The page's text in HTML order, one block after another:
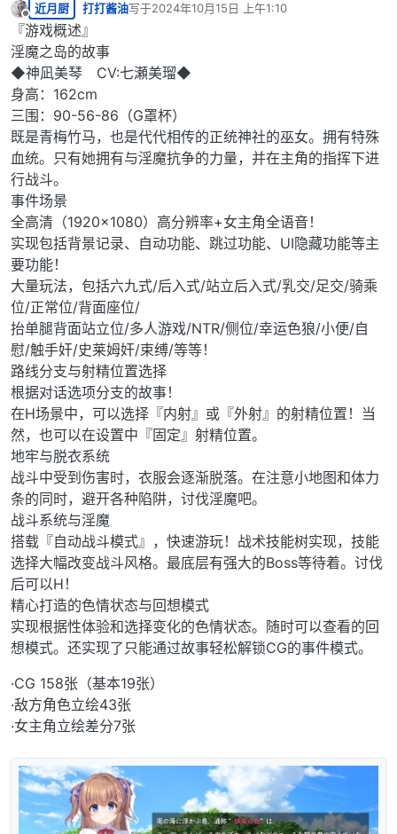
离线
近月厨 打打酱油写于2024年10月15日 上午1:10
最后由 编辑
『游戏概述』
淫魔之岛的故事
◆神凪美琴 CV:七瀬美瑠◆
身高：162cm
三围：90-56-86（G罩杯）
既是青梅竹马，也是代代相传的正统神社的巫女。拥有特殊
血统。只有她拥有与淫魔抗争的力量，并在主角的指挥下进
行战斗。
事件场景
全高清（1920×1080）高分辨率+女主角全语音！
实现包括背景记录、自动功能、跳过功能、UI隐藏功能等主
要功能！
大量玩法，包括六九式/后入式/站立后入式/乳交/足交/骑乘
位/正常位/背面座位/
抬单腿背面站立位/多人游戏/NTR/侧位/幸运色狼/小便/自
慰/触手奸/史莱姆奸/束缚/等等！
路线分支与射精位置选择
根据对话选项分支的故事！
在H场景中，可以选择『内射』或『外射』的射精位置！当
然，也可以在设置中『固定』射精位置。
地牢与脱衣系统
战斗中受到伤害时，衣服会逐渐脱落。在注意小地图和体力
条的同时，避开各种陷阱，讨伐淫魔吧。
战斗系统与淫魔
搭载『自动战斗模式』，快速游玩！战术技能树实现，技能
选择大幅改变战斗风格。最底层有强大的Boss等待着。讨伐
后可以H！
精心打造的色情状态与回想模式
实现根据性体验和选择变化的色情状态。随时可以查看的回
想模式。还实现了只能通过故事轻松解锁CG的事件模式。
·CG 158张（基本19张）
·敌方角色立绘43张
·女主角立绘差分7张